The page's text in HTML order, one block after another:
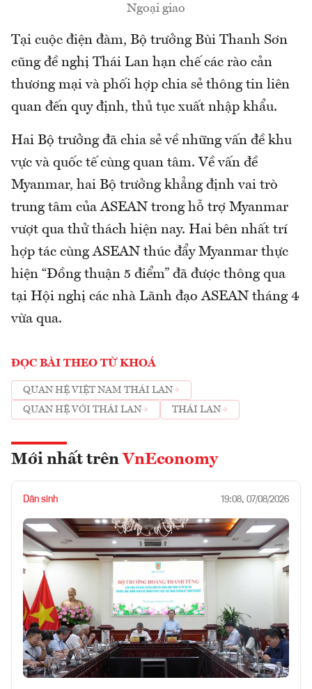
Ngoại giao
Tại cuộc điện đàm, Bộ trưởng Bùi Thanh Sơn
cũng đề nghị Thái Lan hạn chế các rào cản
thương mại và phối hợp chia sẻ thông tin liên
quan đến quy định, thủ tục xuất nhập khẩu.
Hai Bộ trưởng đã chia sẻ về những vấn đề khu
vực và quốc tế cùng quan tâm. Về vấn đề
Myanmar, hai Bộ trưởng khẳng định vai trò
trung tâm của ASEAN trong hỗ trợ Myanmar
vượt qua thử thách hiện nay. Hai bên nhất trí
hợp tác cùng ASEAN thúc đẩy Myanmar thực
hiện “Đồng thuận 5 điểm” đã được thông qua
tại Hội nghị các nhà Lãnh đạo ASEAN tháng 4
vừa qua.
ĐỌC BÀI THEO TỪ KHOÁ
QUAN HỆ VIỆT NAM THÁI LAN
QUAN HỆ VỚI THÁI LAN
THÁI LAN
Mới nhất trên VnEconomy
Dân sinh 19:08, 07/08/2026